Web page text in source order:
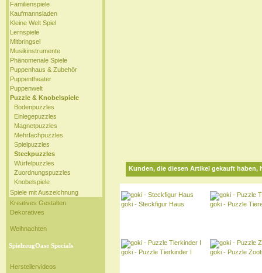
Familienspiele
Kaufmannsladen
Kleine Welt Spiel
Lernspiele
Mitbringsel
Musikinstrumente
Phänomenale Spiele
Puppenhaus & Zubehör
Puppentheater
Puppenwelt
Puzzle & Knobelspiele
Bodenpuzzles
Einlegepuzzles
Magnetpuzzles
Mehrfachpuzzles
Spielpuzzles
Steckpuzzles
Würfelpuzzles
Zuordnungspuzzles
Knobelspiele
Spiele mit Auszeichnung
Kreatives Gestalten
Dekoratives
Weihnachten
SpielzeugOase Specials
Herstellervideos
Kunden, die diesen Artikel gekauft
goki - Steckfigur Haus goki - Puzzle
goki - Puzzle Tierkinder I goki - Puzzle